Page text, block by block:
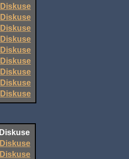
Diskuse
Diskuse
Diskuse
Diskuse
Diskuse
Diskuse
Diskuse
Diskuse
Diskuse
Diskuse
Diskuse
Diskuse